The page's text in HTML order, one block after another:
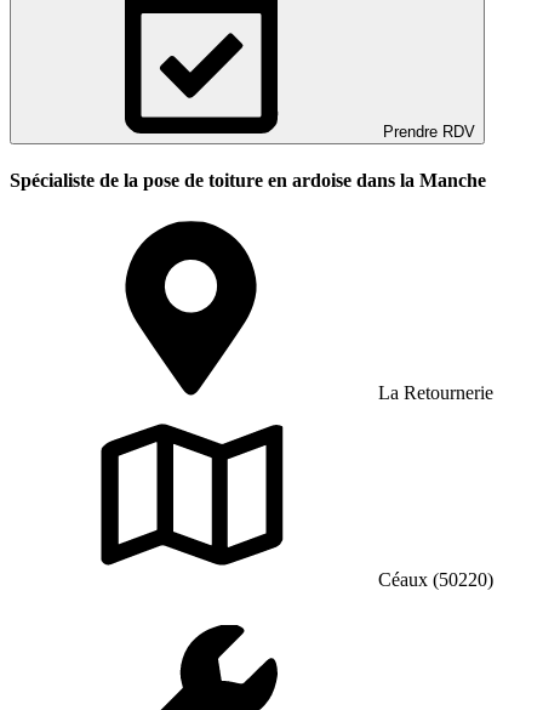
Prendre RDV
Spécialiste de la pose de toiture en ardoise dans la Manche
La Retournerie
Céaux (50220)